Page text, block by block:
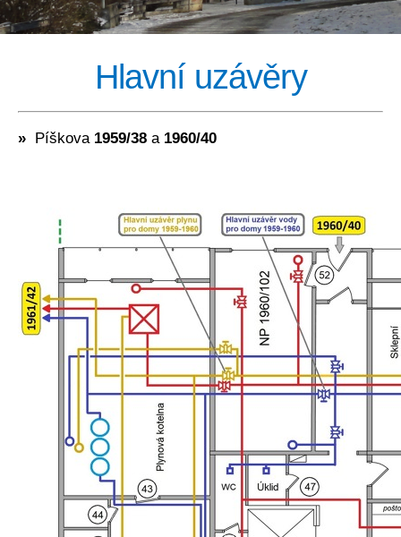
Hlavní uzávěry
» Píškova 1959/38 a 1960/40